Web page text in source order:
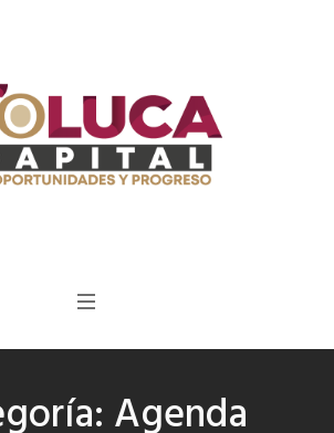
Agenda